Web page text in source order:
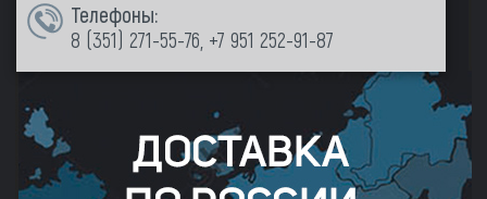
Телефоны:
8 (351) 271-55-76 +7 951 252-91-87